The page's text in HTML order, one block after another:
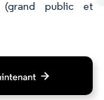
(grand public et